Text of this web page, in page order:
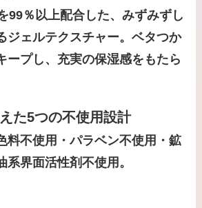
99％以上配合した、みずみずし
ジェルテクスチャー。ベタつか
ープし、充実の保湿感をもたら
た5つの不使用設計
料不使用・パラベン不使用・鉱
系界面活性剤不使用。